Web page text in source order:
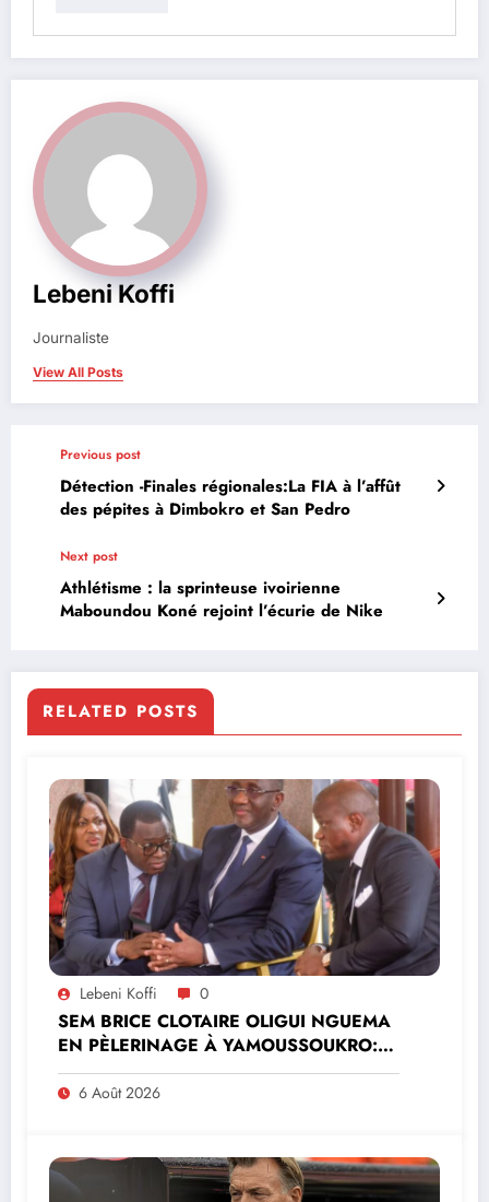
Lebeni Koffi
Journaliste
View All Posts
Previous post
Détection -Finales régionales:La FIA à l’affût
des pépites à Dimbokro et San Pedro
Next post
Athlétisme : la sprinteuse ivoirienne
Maboundou Koné rejoint l’écurie de Nike
RELATED POSTS
Lebeni Koffi 0
SEM BRICE CLOTAIRE OLIGUI NGUEMA
EN PÈLERINAGE À YAMOUSSOUKRO:LE
MINISTRE PAULIN CLAUDE DANHO
PREND PART À LA CÉRÉMONIE
6 Août 2026